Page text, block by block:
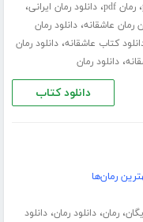
،رمان pdf ،دانلود رمان ایرانی،
رمان عاشقانه،دانلود رمان
کتاب عاشقانه،دانلود رمان
،دانلود رمان
دانلود کتاب
رمان‌ها
،رمان،دانلود رمان،دانلود